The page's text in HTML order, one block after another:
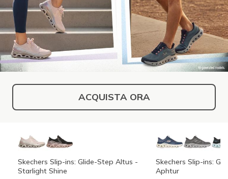
ACQUISTA ORA
Skechers Slip-ins: Glide-Step Altus -
Starlight Shine
Skechers Slip-ins:
Aphtur